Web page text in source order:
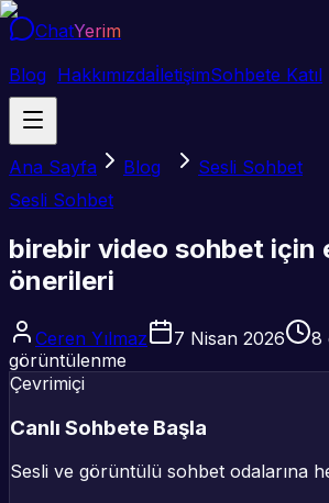
ChatYerim
Blog HakkımızdaİletişimSohbete Katıl
Ana Sayfa Blog
Sesli Sohbet
Sesli Sohbet
birebir video sohbet için
önerileri
Ceren Yılmaz 7 Nisan 2026 8
görüntülenme
Çevrimiçi
Canlı Sohbete Başla
Sesli ve görüntülü sohbet odalarına